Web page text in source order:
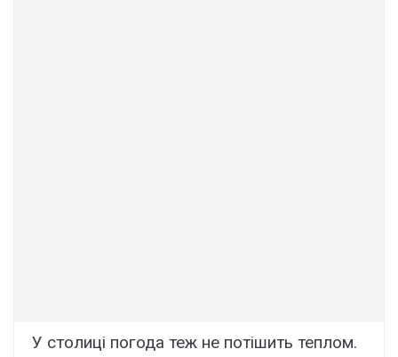
У столиці погода теж не потішить теплом.